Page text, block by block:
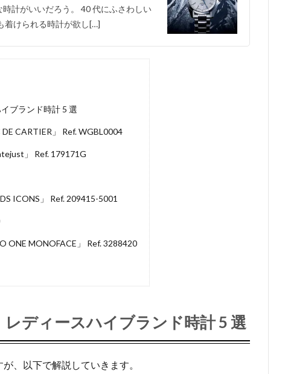
計がいいだろう。 40 代にふさわしい
着けられる時計が欲し[…]
ブランド時計 5 選
CARTIER」 Ref. WGBL0004
」 Ref. 179171G
ICONS」 Ref. 209415-5001
ONE MONOFACE」 Ref. 3288420
レディースハイブランド時計 5 選
、以下で解説していきます。